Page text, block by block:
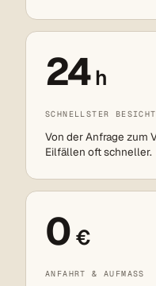
24h
SCHNELLSTER
Von der Anfrage zum
Eilfällen oft schneller.
0 €
ANFAHRT & AUFMASS